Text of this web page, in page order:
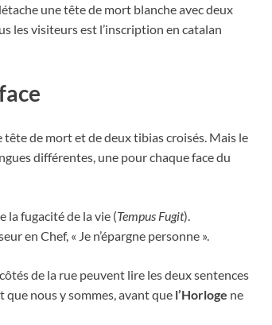
une tête de mort blanche avec deux
les visiteurs est l’inscription en catalan
de mort et de deux tibias croisés. Mais le
différentes, une pour chaque face du
la fugacité de la vie (Tempus Fugit).
en Chef, « Je n’épargne personne ».
de la rue peuvent lire les deux sentences
nous y sommes, avant que l’Horloge ne